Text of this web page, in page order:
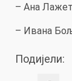
– Ана
– Ивана
Подијели: